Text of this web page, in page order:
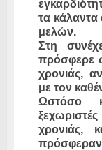
τα κάλαντα
μελών.
Στη
πρόσφερε
χρονιάς,
με τον
Ωστόσο
χρονιάς,